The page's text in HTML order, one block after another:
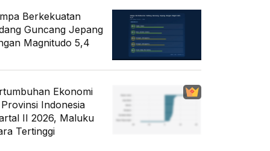
Berkekuatan
Guncang Jepang
Magnitudo 5,4
Ekonomi
Indonesia
II 2026, Maluku
Tertinggi